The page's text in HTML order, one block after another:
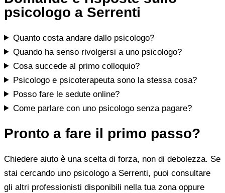
psicologo a Serrenti
Quanto costa andare dallo psicologo?
Quando ha senso rivolgersi a uno psicologo?
Cosa succede al primo colloquio?
Psicologo e psicoterapeuta sono la stessa cosa?
Posso fare le sedute online?
Come parlare con uno psicologo senza pagare?
Pronto a fare il primo passo?
Chiedere aiuto è una scelta di forza, non di debolezza. Se
stai cercando uno psicologo a Serrenti, puoi consultare
gli altri professionisti disponibili nella tua zona oppure